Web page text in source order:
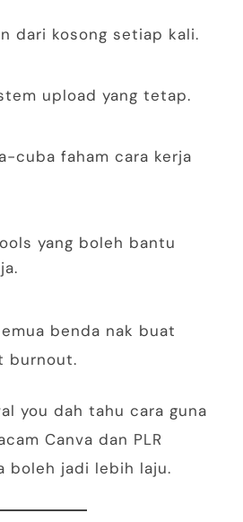
dari kosong setiap kali.
upload yang tetap.
cuba faham cara kerja
yang boleh bantu
benda nak buat
burnout.
you dah tahu cara guna
Canva dan PLR
boleh jadi lebih laju.